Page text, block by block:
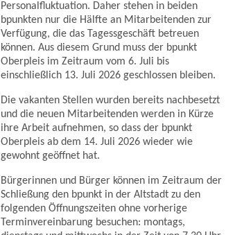
Personalfluktuation. Daher stehen in beiden
bpunkten nur die Hälfte an Mitarbeitenden zur
Verfügung, die das Tagessgeschäft betreuen
können. Aus diesem Grund muss der bpunkt
Oberpleis im Zeitraum vom 6. Juli bis
einschließlich 13. Juli 2026 geschlossen bleiben.
Die vakanten Stellen wurden bereits nachbesetzt
und die neuen Mitarbeitenden werden in Kürze
ihre Arbeit aufnehmen, so dass der bpunkt
Oberpleis ab dem 14. Juli 2026 wieder wie
gewohnt geöffnet hat.
Bürgerinnen und Bürger können im Zeitraum der
Schließung den bpunkt in der Altstadt zu den
folgenden Öffnungszeiten ohne vorherige
Terminvereinbarung besuchen: montags,